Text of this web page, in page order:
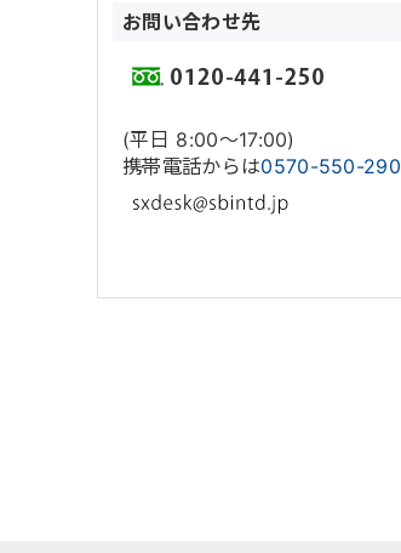
お問い合わせ先
(平日 8:00〜17:00)
携帯電話からは0570-550-290